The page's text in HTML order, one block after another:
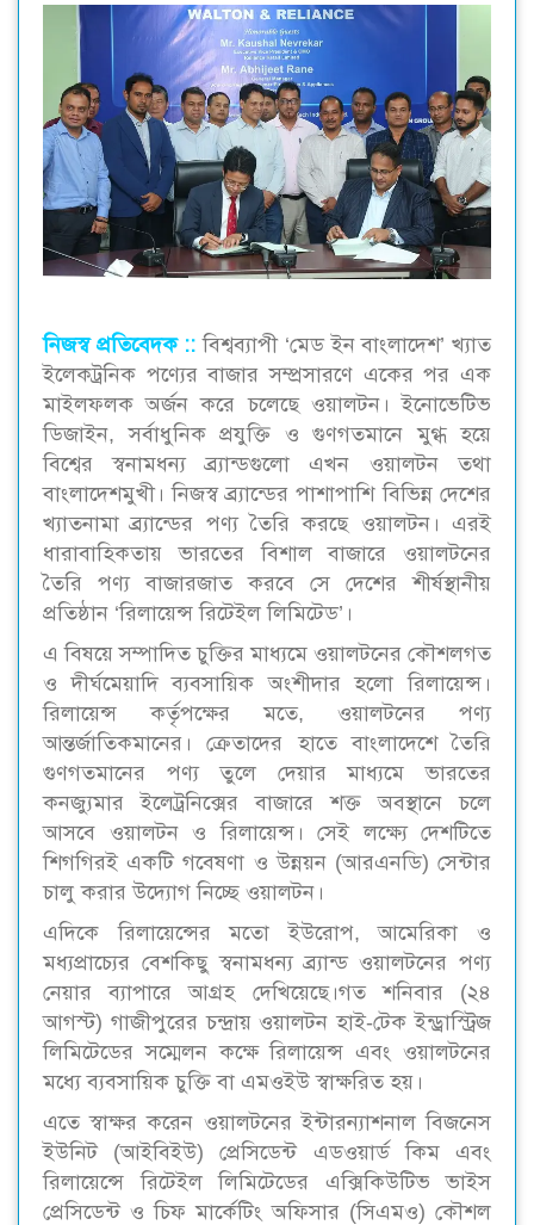
নিজস্ব প্রতিবেদক :: বিশ্বব্যাপী ‘মেড ইন বাংলাদেশ’ খ্যাত
ইলেকট্রনিক পণ্যের বাজার সম্প্রসারণে একের পর এক
মাইলফলক অর্জন করে চলেছে ওয়ালটন। ইনোভেটিভ
ডিজাইন, সর্বাধুনিক প্রযুক্তি ও গুণগতমানে মুগ্ধ হয়ে
বিশ্বের স্বনামধন্য ব্র্যান্ডগুলো এখন ওয়ালটন তথা
বাংলাদেশমুখী। নিজস্ব ব্র্যান্ডের পাশাপাশি বিভিন্ন দেশের
খ্যাতনামা ব্র্যান্ডের পণ্য তৈরি করছে ওয়ালটন। এরই
ধারাবাহিকতায় ভারতের বিশাল বাজারে ওয়ালটনের
তৈরি পণ্য বাজারজাত করবে সে দেশের শীর্ষস্থানীয়
প্রতিষ্ঠান ‘রিলায়েন্স রিটেইল লিমিটেড’।
এ বিষয়ে সম্পাদিত চুক্তির মাধ্যমে ওয়ালটনের কৌশলগত
ও দীর্ঘমেয়াদি ব্যবসায়িক অংশীদার হলো রিলায়েন্স।
রিলায়েন্স কর্তৃপক্ষের মতে, ওয়ালটনের পণ্য
আন্তর্জাতিকমানের। ক্রেতাদের হাতে বাংলাদেশে তৈরি
গুণগতমানের পণ্য তুলে দেয়ার মাধ্যমে ভারতের
কনজ্যুমার ইলেট্রনিক্সের বাজারে শক্ত অবস্থানে চলে
আসবে ওয়ালটন ও রিলায়েন্স। সেই লক্ষ্যে দেশটিতে
শিগগিরই একটি গবেষণা ও উন্নয়ন (আরএনডি) সেন্টার
চালু করার উদ্যোগ নিচ্ছে ওয়ালটন।
এদিকে রিলায়েন্সের মতো ইউরোপ, আমেরিকা ও
মধ্যপ্রাচ্যের বেশকিছু স্বনামধন্য ব্র্যান্ড ওয়ালটনের পণ্য
নেয়ার ব্যাপারে আগ্রহ দেখিয়েছে।গত শনিবার (২৪
আগস্ট) গাজীপুরের চন্দ্রায় ওয়ালটন হাই-টেক ইন্ড্রাস্ট্রিজ
লিমিটেডের সম্মেলন কক্ষে রিলায়েন্স এবং ওয়ালটনের
মধ্যে ব্যবসায়িক চুক্তি বা এমওইউ স্বাক্ষরিত হয়।
এতে স্বাক্ষর করেন ওয়ালটনের ইন্টারন্যাশনাল বিজনেস
ইউনিট (আইবিইউ) প্রেসিডেন্ট এডওয়ার্ড কিম এবং
রিলায়েন্সে রিটেইল লিমিটেডের এক্সিকিউটিভ ভাইস
প্রেসিডেন্ট ও চিফ মার্কেটিং অফিসার (সিএমও) কৌশল